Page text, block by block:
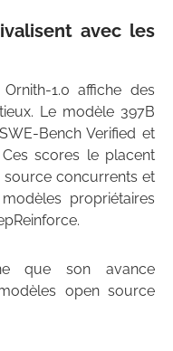
avec les
1.0 affiche des
Le modèle 397B
Bench Verified et
Ces scores le placent
concurrents et
propriétaires
que son avance
open source